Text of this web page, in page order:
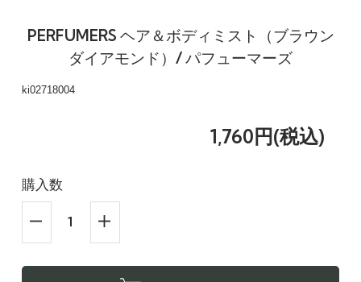
PERFUMERS ヘア＆ボディミスト（ブラウン
ダイアモンド）/ パフューマーズ
ki02718004
1,760円(税込)
購入数